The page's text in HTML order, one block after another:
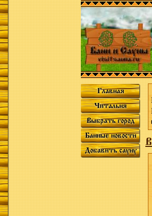
Главная
Читальня
Выбрать город
Банные новости
Добавить сауну